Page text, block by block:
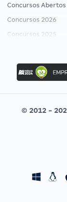
Concursos Abertos
Concursos 2026
Concursos 2025
Concurso Ibama
Concurso MPU
Editais publicados
CONCURSOS POR
Concursos Fiscais
© 2012 -